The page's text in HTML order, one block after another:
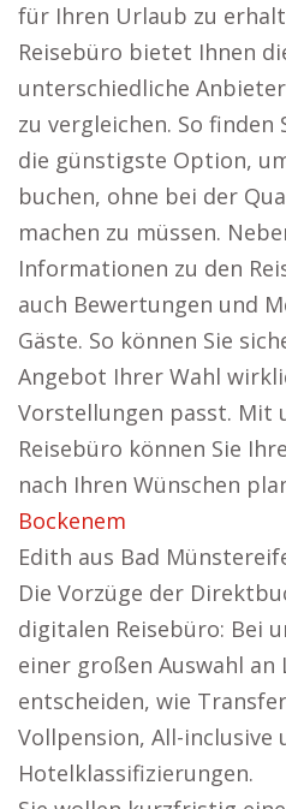
für Ihren Urlaub zu
Reisebüro bietet Ihnen
unterschiedliche
zu vergleichen. So finden
die günstigste Option,
buchen, ohne bei der
machen zu müssen.
Informationen zu den
auch Bewertungen und
Gäste. So können Sie
Angebot Ihrer Wahl
Vorstellungen passt. Mit
Reisebüro können Sie
nach Ihren Wünschen
Bockenem
Edith aus Bad
Die Vorzüge der
digitalen Reisebüro: Bei
einer großen Auswahl an
entscheiden, wie
Vollpension, All-inclusive
Hotelklassifizierungen.